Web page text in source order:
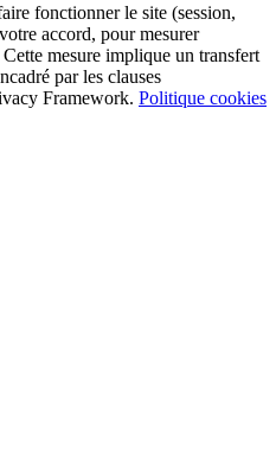
fonctionner le site (session,
accord, pour mesurer
mesure implique un transfert
par les clauses
Framework. Politique cookies